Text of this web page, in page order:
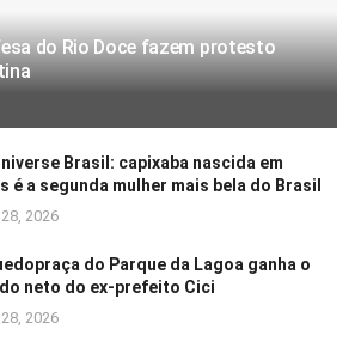
do Rio Doce fazem protesto
Brasil: capixaba nascida em
é a segunda mulher mais bela do Brasil
2026
do Parque da Lagoa ganha o
neto do ex-prefeito Cici
2026